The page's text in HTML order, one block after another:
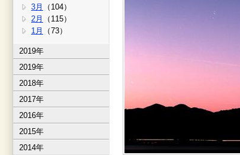
3月
（104）
2月
（115）
1月
（73）
2019年
2019年
2018年
2017年
2016年
2015年
2014年